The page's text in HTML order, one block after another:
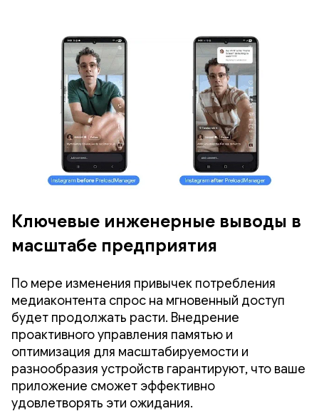
Ключевые инженерные выводы в
масштабе предприятия
По мере изменения привычек потребления
медиаконтента спрос на мгновенный доступ
будет продолжать расти. Внедрение
проактивного управления памятью и
оптимизация для масштабируемости и
разнообразия устройств гарантируют, что ваше
приложение сможет эффективно
удовлетворять эти ожидания.